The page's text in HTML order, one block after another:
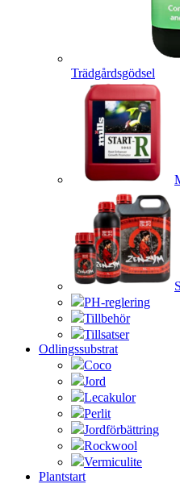
Trädgårdsgödsel
PH-reglering
Tillbehör
Tillsatser
Odlingssubstrat
Coco
Jord
Lecakulor
Perlit
Jordförbättring
Rockwool
Vermiculite
Plantstart